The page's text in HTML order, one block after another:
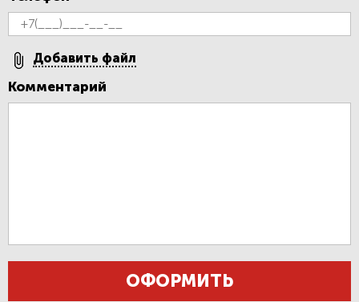
Добавить файл
Комментарий
ОФОРМИТЬ